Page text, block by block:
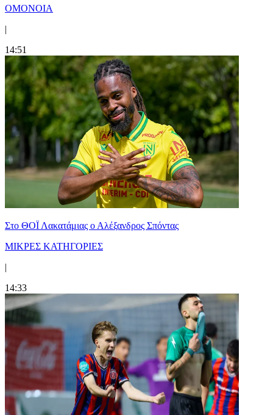
ΟΜΟΝΟΙΑ
|
14:51
Στο ΘΟΪ Λακατάμιας ο Αλέξανδρος Σπόντας
ΜΙΚΡΕΣ ΚΑΤΗΓΟΡΙΕΣ
|
14:33